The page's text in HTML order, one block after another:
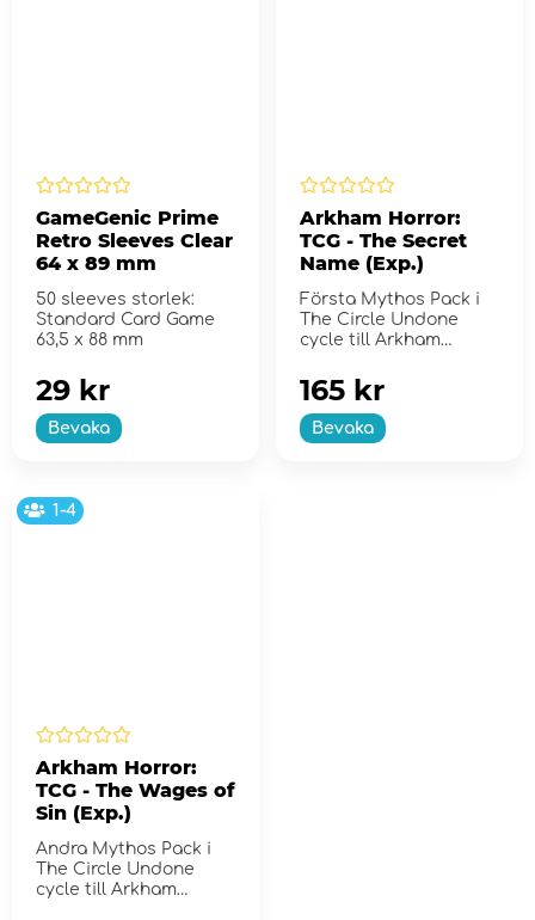
GameGenic Prime
Retro Sleeves Clear
64 x 89 mm
50 sleeves storlek:
Standard Card Game
63,5 x 88 mm
Bevaka
29 kr
Arkham Horror:
TCG - The Secret
Name (Exp.)
Första Mythos Pack i
The Circle Undone
cycle till Arkham
Bevaka
165 kr
1-4
Arkham Horror:
TCG - The Wages of
Sin (Exp.)
Andra Mythos Pack i
The Circle Undone
cycle till Arkham